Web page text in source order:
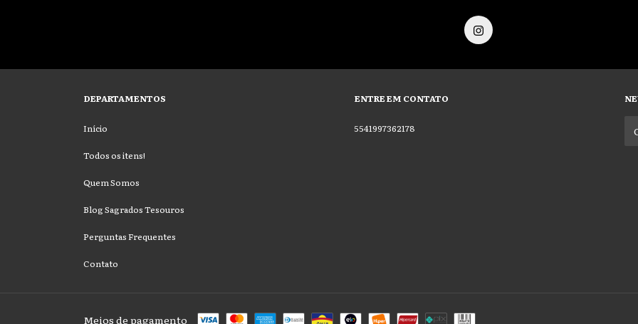
DEPARTAMENTOS
Início
Todos os itens!
Quem Somos
Blog Sagrados Tesouros
Perguntas Frequentes
Contato
ENTRE EM CONTATO
5541997362178
Meios de pagamento